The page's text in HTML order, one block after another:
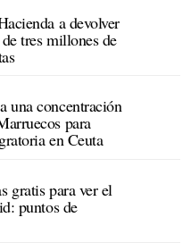
a devolver
tres millones de
una concentración
para
en Ceuta
gratis para ver el
puntos de